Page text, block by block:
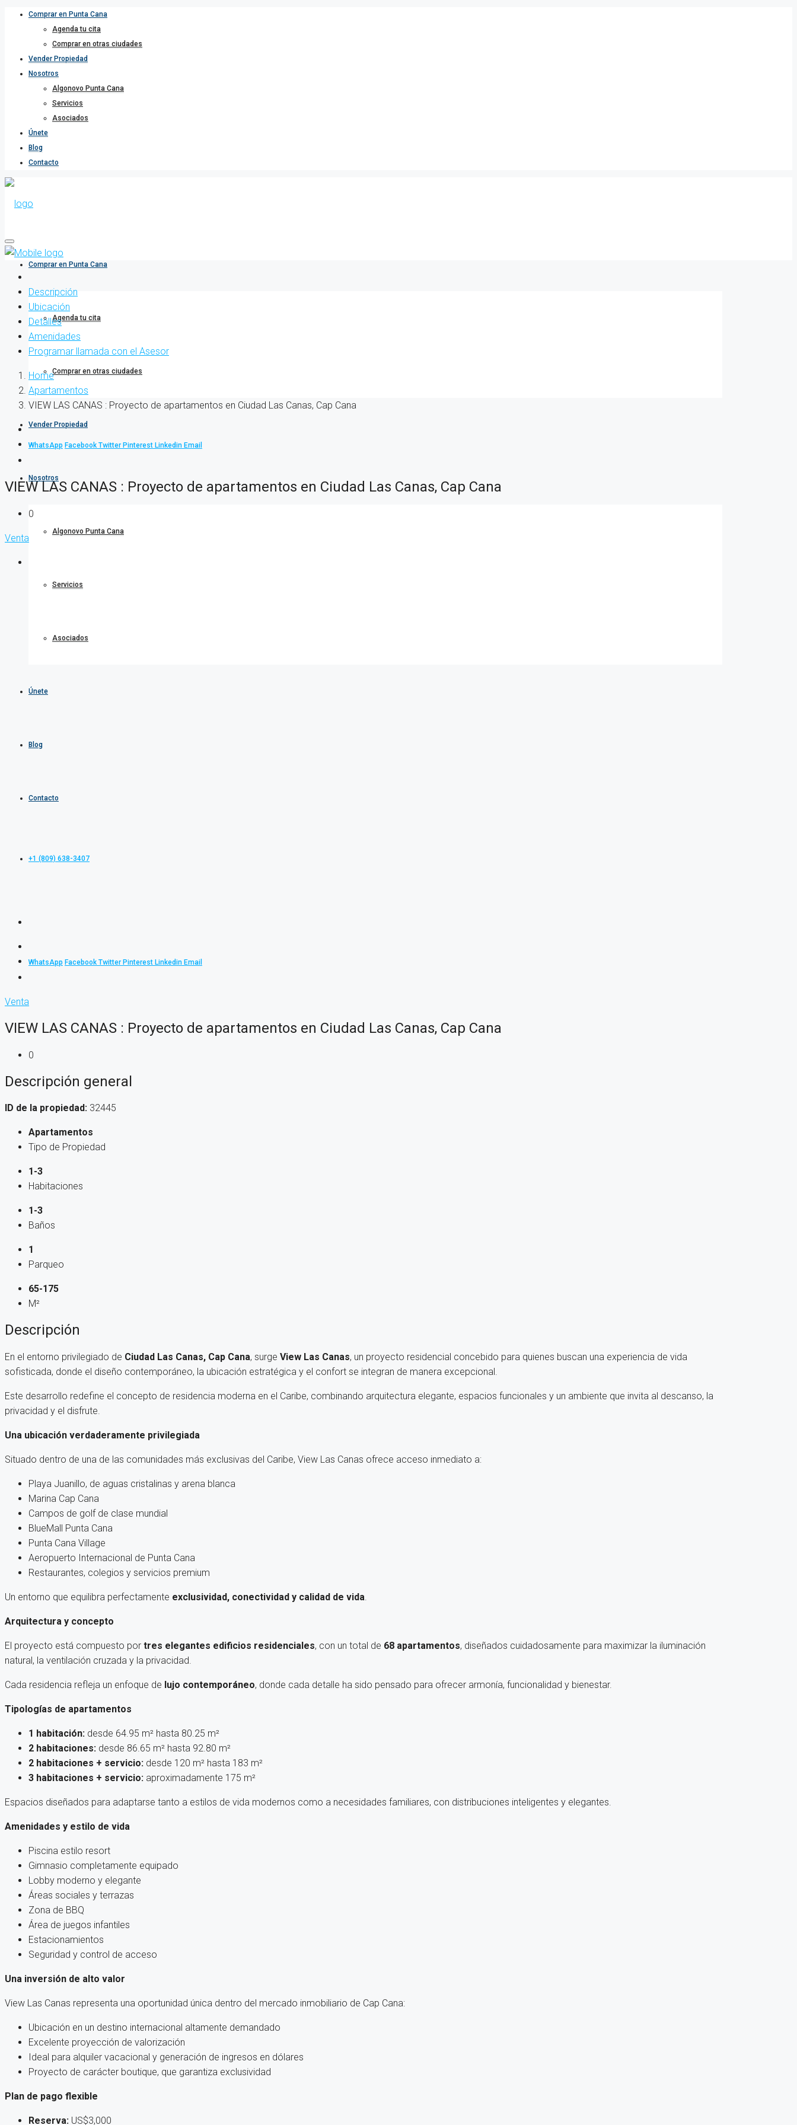
Comprar en Punta Cana
Agenda tu cita
Comprar en otras ciudades
Vender Propiedad
Nosotros
Algonovo Punta Cana
Servicios
Asociados
Únete
Blog
Contacto
Comprar en Punta Cana
Agenda tu cita
Comprar en otras ciudades
Vender Propiedad
Nosotros
Algonovo Punta Cana
Servicios
Asociados
Únete
Blog
Contacto
+1 (809) 638-3407
Descripción
Ubicación
Detalles
Amenidades
Programar llamada con el Asesor
Home
Apartamentos
VIEW LAS CANAS : Proyecto de apartamentos en Ciudad Las Canas, Cap Cana
WhatsApp Facebook Twitter Pinterest Linkedin Email
VIEW LAS CANAS : Proyecto de apartamentos en Ciudad Las Canas, Cap Cana
0
Venta
WhatsApp Facebook Twitter Pinterest Linkedin Email
Venta
VIEW LAS CANAS : Proyecto de apartamentos en Ciudad Las Canas, Cap Cana
0
Descripción general
ID de la propiedad: 32445
Apartamentos
Tipo de Propiedad
1-3
Habitaciones
1-3
Baños
1
Parqueo
65-175
M²
Descripción
En el entorno privilegiado de Ciudad Las Canas, Cap Cana, surge View Las Canas, un proyecto residencial concebido para quienes buscan una experiencia de vida
sofisticada, donde el diseño contemporáneo, la ubicación estratégica y el confort se integran de manera excepcional.
Este desarrollo redefine el concepto de residencia moderna en el Caribe, combinando arquitectura elegante, espacios funcionales y un ambiente que invita al descanso, la
privacidad y el disfrute.
Una ubicación verdaderamente privilegiada
Situado dentro de una de las comunidades más exclusivas del Caribe, View Las Canas ofrece acceso inmediato a:
Playa Juanillo, de aguas cristalinas y arena blanca
Marina Cap Cana
Campos de golf de clase mundial
BlueMall Punta Cana
Punta Cana Village
Aeropuerto Internacional de Punta Cana
Restaurantes, colegios y servicios premium
Un entorno que equilibra perfectamente exclusividad, conectividad y calidad de vida.
Arquitectura y concepto
El proyecto está compuesto por tres elegantes edificios residenciales, con un total de 68 apartamentos, diseñados cuidadosamente para maximizar la iluminación
natural, la ventilación cruzada y la privacidad.
Cada residencia refleja un enfoque de lujo contemporáneo, donde cada detalle ha sido pensado para ofrecer armonía, funcionalidad y bienestar.
Tipologías de apartamentos
1 habitación: desde 64.95 m² hasta 80.25 m²
2 habitaciones: desde 86.65 m² hasta 92.80 m²
2 habitaciones + servicio: desde 120 m² hasta 183 m²
3 habitaciones + servicio: aproximadamente 175 m²
Espacios diseñados para adaptarse tanto a estilos de vida modernos como a necesidades familiares, con distribuciones inteligentes y elegantes.
Amenidades y estilo de vida
Piscina estilo resort
Gimnasio completamente equipado
Lobby moderno y elegante
Áreas sociales y terrazas
Zona de BBQ
Área de juegos infantiles
Estacionamientos
Seguridad y control de acceso
Una inversión de alto valor
View Las Canas representa una oportunidad única dentro del mercado inmobiliario de Cap Cana:
Ubicación en un destino internacional altamente demandado
Excelente proyección de valorización
Ideal para alquiler vacacional y generación de ingresos en dólares
Proyecto de carácter boutique, que garantiza exclusividad
Plan de pago flexible
Reserva: US$3,000